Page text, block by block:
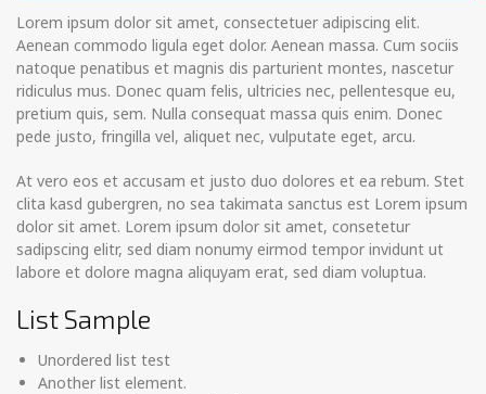
Lorem ipsum dolor sit amet, consectetuer adipiscing elit.
Aenean commodo ligula eget dolor. Aenean massa. Cum sociis
natoque penatibus et magnis dis parturient montes, nascetur
ridiculus mus. Donec quam felis, ultricies nec, pellentesque eu,
pretium quis, sem. Nulla consequat massa quis enim. Donec
pede justo, fringilla vel, aliquet nec, vulputate eget, arcu.
At vero eos et accusam et justo duo dolores et ea rebum. Stet
clita kasd gubergren, no sea takimata sanctus est Lorem ipsum
dolor sit amet. Lorem ipsum dolor sit amet, consetetur
sadipscing elitr, sed diam nonumy eirmod tempor invidunt ut
labore et dolore magna aliquyam erat, sed diam voluptua.
List Sample
Unordered list test
Another list element.